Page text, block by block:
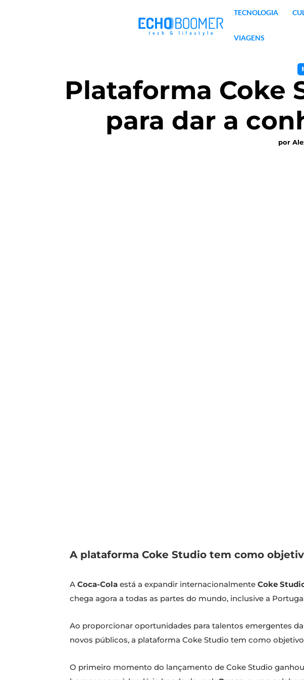
TECNOLOGIA
VIAGENS
Plataforma Coke
para dar a
por
A plataforma Coke Studio tem como
A Coca-Cola está a expandir internacionalmente Coke
chega agora a todas as partes do mundo, inclusive a
Ao proporcionar oportunidades para talentos emergentes
novos públicos, a plataforma Coke Studio tem como
O primeiro momento do lançamento de Coke Studio